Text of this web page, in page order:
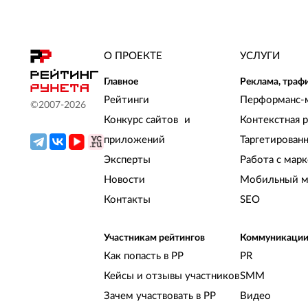
©2007-2026
О ПРОЕКТЕ
Главное
Рейтинги
Конкурс сайтов и
приложений
Эксперты
Новости
Контакты
Участникам рейтингов
Как попасть в РР
Кейсы и отзывы участников
Зачем участвовать в РР
УСЛУГИ
Реклама,
Перформанс-
Контекстная
Работа с
Мобильный
SEO
Коммуникации
PR
SMM
Видео